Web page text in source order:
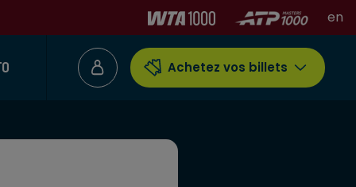
en
Achetez vos billets